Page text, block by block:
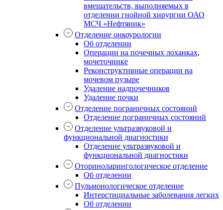
вмешательств, выполняемых в
отделении гнойной хирургии ОАО
МСЧ «Нефтяник»
Отделение онкоурологии
Об отделении
Операции на почечных лоханках,
мочеточнике
Реконструктивные операции на
мочевом пузыре
Удаление надпочечников
Удаление почки
Отделение пограничных состояний
Отделение пограничных состояний
Отделение ультразвуковой и
функциональной диагностики
Отделение ультразвуковой и
функциональной диагностики
Оториноларингологическое отделение
Об отделении
Пульмонологическое отделение
Интерстициальные заболевания легких
Об отделении